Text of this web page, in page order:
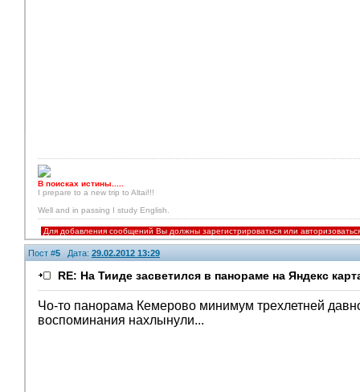
В поисках истины.....
I prepare to a new trip to Altai!!!
Well and in passing I study English.
Для добавления сообщений Вы должны зарегистрироваться или
Пост #5 Дата: 29.02.2012 13:29
RE: На Тииде засветился в панораме на Яндекс
Чо-то панорама Кемерово минимум трехлетней
воспоминания нахлынули...